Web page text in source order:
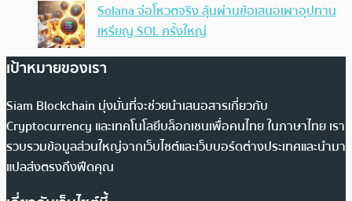
Solana จ่อโหวตจริง ลุ้นผ่านข้อเสนอเผาอุปทาน
เหรียญ SOL ครั้งใหญ่
เป้าหมายของเรา
Siam Blockchain มุ่งมั่นที่จะช่วยนำเสนอสารเกี่ยวกับ
Cryptocurrency และเทคโนโลยีบล็อกเชนเพื่อคนไทย ในภาษาไทย เรา
รวบรวมข้อมูลส่วนใหญ่จากเว็บไซต์และเว็บบอร์ดต่างประเทศและนำมา
แปลส่งตรงถึงฟีดคุณ